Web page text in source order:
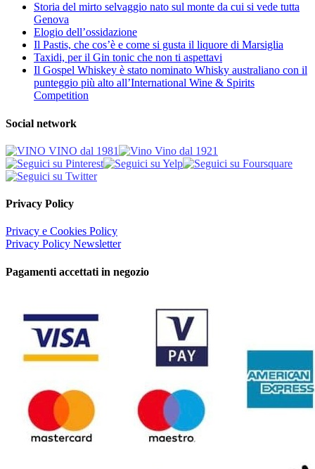
Storia del mirto selvaggio nato sul monte da cui si vede tutta
Genova
Elogio dell’ossidazione
Il Pastis, che cos’è e come si gusta il liquore di Marsiglia
Taxidi, per il Gin tonic che non ti aspettavi
Il Gospel Whiskey è stato nominato Whisky australiano con il
punteggio più alto all’International Wine & Spirits
Competition
Social network
Privacy Policy
Privacy e Cookies Policy
Privacy Policy Newsletter
Pagamenti accettati in negozio